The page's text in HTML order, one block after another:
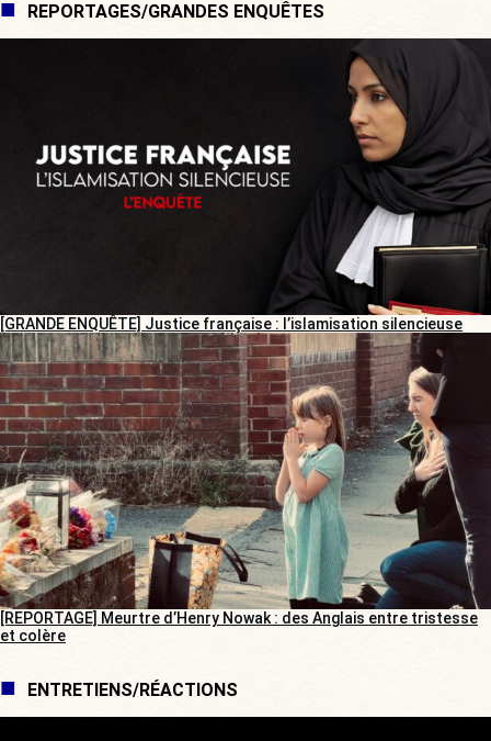
REPORTAGES/GRANDES ENQUÊTES
[GRANDE ENQUÊTE] Justice française : l’islamisation silencieuse
[REPORTAGE] Meurtre d’Henry Nowak : des Anglais entre tristesse
et colère
ENTRETIENS/RÉACTIONS